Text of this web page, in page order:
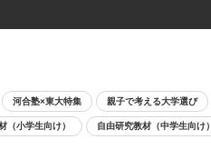
河合塾×東大特集 親子で考える大学選び
（小学生向け） 自由研究教材（中学生向け）